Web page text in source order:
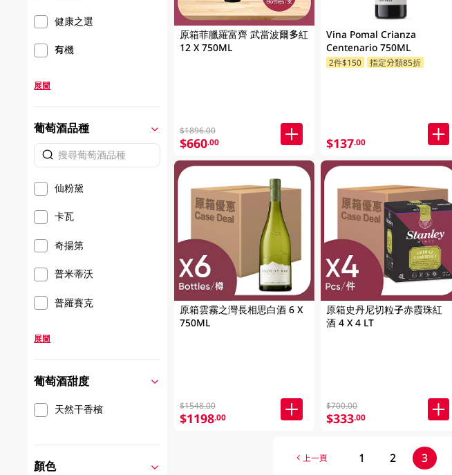
健康之選
有機
展開
葡萄酒品種
仙粉黛
卡瓦
奇揚第
普米蒂沃
普羅賽克
展開
葡萄酒甜度
天然干香檳
顏色
原箱菲臘羅富齊 武當波爾多紅
12 X 750ML
$1896.00
$660.00
Vina Pomal Crianza
Centenario 750ML
2件$150 指定分類85折
$137.00
原箱雲霧之灣長相思白酒 6 X
750ML
$1548.00
$1198.00
原箱史丹尼切粒子赤霞珠紅
酒 4 X 4 LT
$700.00
$333.00
上一頁 1 2 3